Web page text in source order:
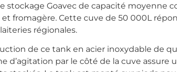
stockage Goavec de capacité moyenne
et fromagère. Cette cuve de 50 000L
régionales.
de ce tank en acier inoxydable de
d’agitation par le côté de la cuve